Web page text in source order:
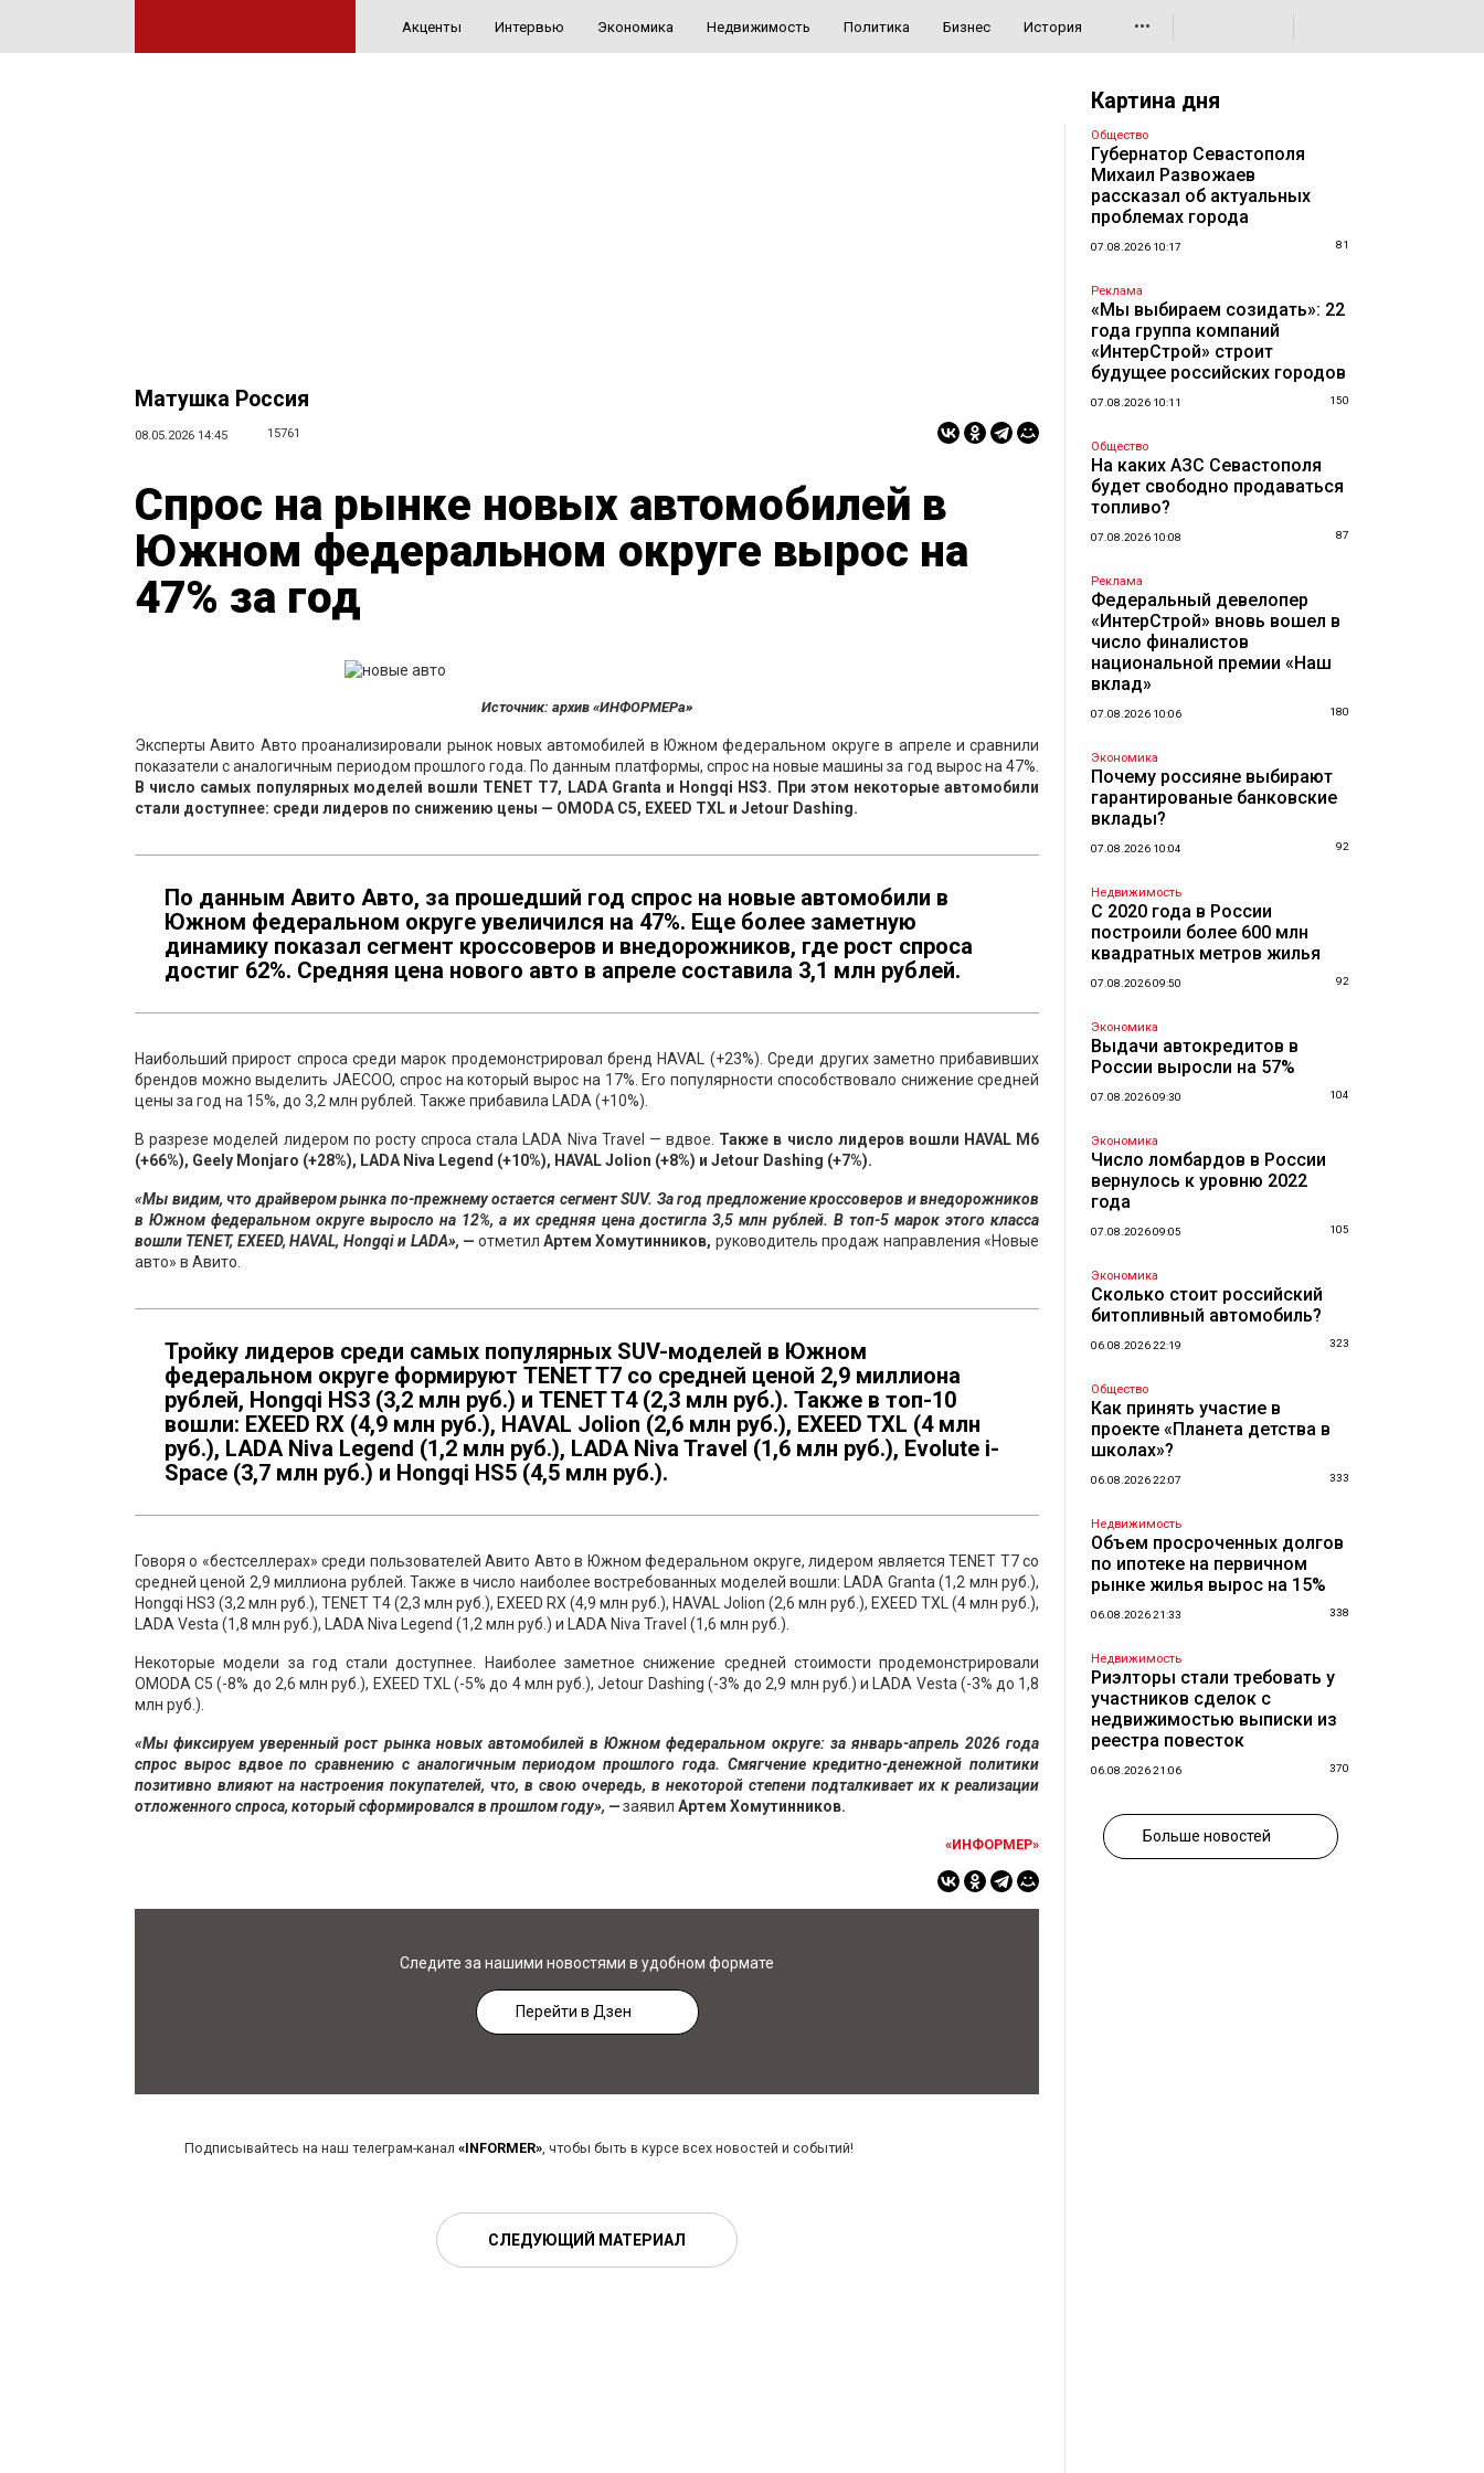
Акценты Интервью Экономика Недвижимость Политика Бизнес История •••
Матушка Россия
08.05.2026 14:45 15761
Спрос на рынке новых автомобилей в
Южном федеральном округе вырос на
47% за год
Источник: архив «ИНФОРМЕРа»
Эксперты Авито Авто проанализировали рынок новых автомобилей в Южном федеральном округе в апреле и сравнили
показатели с аналогичным периодом прошлого года. По данным платформы, спрос на новые машины за год вырос на 47%.
В число самых популярных моделей вошли TENET T7, LADA Granta и Hongqi HS3. При этом некоторые автомобили
стали доступнее: среди лидеров по снижению цены — OMODA C5, EXEED TXL и Jetour Dashing.
По данным Авито Авто, за прошедший год спрос на новые автомобили в
Южном федеральном округе увеличился на 47%. Еще более заметную
динамику показал сегмент кроссоверов и внедорожников, где рост спроса
достиг 62%. Средняя цена нового авто в апреле составила 3,1 млн рублей.
Наибольший прирост спроса среди марок продемонстрировал бренд HAVAL (+23%). Среди других заметно прибавивших
брендов можно выделить JAECOO, спрос на который вырос на 17%. Его популярности способствовало снижение средней
цены за год на 15%, до 3,2 млн рублей. Также прибавила LADA (+10%).
В разрезе моделей лидером по росту спроса стала LADA Niva Travel — вдвое. Также в число лидеров вошли HAVAL M6
(+66%), Geely Monjaro (+28%), LADA Niva Legend (+10%), HAVAL Jolion (+8%) и Jetour Dashing (+7%).
«Мы видим, чтодрайвером рынка по-прежнему остается сегмент SUV. За год предложение кроссоверов и внедорожников
в Южном федеральном округе выросло на 12%, а их средняя цена достигла 3,5 млн рублей. В топ-5 марок этого класса
вошли TENET, EXEED, HAVAL, Hongqi и LADA», —отметилАртем Хомутинников, руководитель продаж направления «Новые
авто» в Авито.
Тройку лидеров среди самых популярных SUV-моделей в Южном
федеральном округе формируют TENET T7 со средней ценой 2,9 миллиона
рублей, Hongqi HS3 (3,2 млн руб.) и TENET T4 (2,3 млн руб.). Также в топ-10
вошли: EXEED RX (4,9 млн руб.), HAVAL Jolion (2,6 млн руб.), EXEED TXL (4 млн
руб.), LADA Niva Legend (1,2 млн руб.), LADA Niva Travel (1,6 млн руб.), Evolute i-
Space (3,7 млн руб.) и Hongqi HS5 (4,5 млн руб.).
Говоря о «бестселлерах» среди пользователей Авито Авто в Южном федеральном округе, лидером является TENET T7 со
средней ценой 2,9 миллиона рублей. Также в число наиболее востребованных моделей вошли: LADA Granta (1,2 млн руб.),
Hongqi HS3 (3,2 млн руб.), TENET T4 (2,3 млн руб.), EXEED RX (4,9 млн руб.), HAVAL Jolion (2,6 млн руб.), EXEED TXL (4 млн руб.),
LADA Vesta (1,8 млн руб.), LADA Niva Legend (1,2 млн руб.) и LADA Niva Travel (1,6 млн руб.).
Некоторые модели за год стали доступнее. Наиболее заметное снижение средней стоимости продемонстрировали
OMODA C5 (-8% до 2,6 млн руб.), EXEED TXL (-5% до 4 млн руб.), Jetour Dashing (-3% до 2,9 млн руб.) и LADA Vesta (-3% до 1,8
млн руб.).
«Мы фиксируем уверенный рост рынка новых автомобилей в Южном федеральном округе: за январь-апрель 2026 года
спрос вырос вдвое по сравнению с аналогичным периодом прошлого года. Смягчение кредитно-денежной политики
позитивно влияют на настроения покупателей, что, в свою очередь, в некоторой степени подталкивает их к реализации
отложенного спроса, который сформировался в прошлом году», —заявил Артем Хомутинников.
«ИНФОРМЕР»
Следите за нашими новостями в удобном формате
Перейти в Дзен
Подписывайтесь на наш телеграм-канал «INFORMER», чтобы быть в курсе всех новостей и событий!
СЛЕДУЮЩИЙ МАТЕРИАЛ
Картина дня
Общество
Губернатор Севастополя
Михаил Развожаев
рассказал об актуальных
проблемах города
07.08.2026 10:17 81
Реклама
«Мы выбираем созидать»: 22
года группа компаний
«ИнтерСтрой» строит
будущее российских городов
07.08.2026 10:11 150
Общество
На каких АЗС Севастополя
будет свободно продаваться
топливо?
07.08.2026 10:08 87
Реклама
Федеральный девелопер
«ИнтерСтрой» вновь вошел в
число финалистов
национальной премии «Наш
вклад»
07.08.2026 10:06 180
Экономика
Почему россияне выбирают
гарантированые банковские
вклады?
07.08.2026 10:04 92
Недвижимость
С 2020 года в России
построили более 600 млн
квадратных метров жилья
07.08.2026 09:50 92
Экономика
Выдачи автокредитов в
России выросли на 57%
07.08.2026 09:30 104
Экономика
Число ломбардов в России
вернулось к уровню 2022
года
07.08.2026 09:05 105
Экономика
Сколько стоит российский
битопливный автомобиль?
06.08.2026 22:19 323
Общество
Как принять участие в
проекте «Планета детства в
школах»?
06.08.2026 22:07 333
Недвижимость
Объем просроченных долгов
по ипотеке на первичном
рынке жилья вырос на 15%
06.08.2026 21:33 338
Недвижимость
Риэлторы стали требовать у
участников сделок с
недвижимостью выписки из
реестра повесток
06.08.2026 21:06 370
Больше новостей